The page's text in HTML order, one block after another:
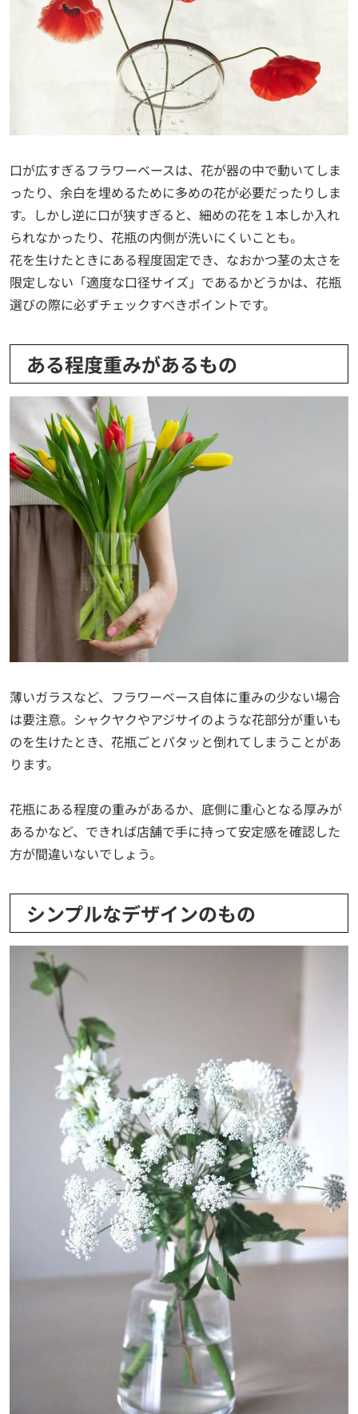
口が広すぎるフラワーベースは、花が器の中で動いてしま
ったり、余白を埋めるために多めの花が必要だったりしま
す。しかし逆に口が狭すぎると、細めの花を１本しか入れ
られなかったり、花瓶の内側が洗いにくいことも。
花を生けたときにある程度固定でき、なおかつ茎の太さを
限定しない「適度な口径サイズ」であるかどうかは、花瓶
選びの際に必ずチェックすべきポイントです。
ある程度重みがあるもの
薄いガラスなど、フラワーベース自体に重みの少ない場合
は要注意。シャクヤクやアジサイのような花部分が重いも
のを生けたとき、花瓶ごとパタッと倒れてしまうことがあ
ります。
花瓶にある程度の重みがあるか、底側に重心となる厚みが
あるかなど、できれば店舗で手に持って安定感を確認した
方が間違いないでしょう。
シンプルなデザインのもの